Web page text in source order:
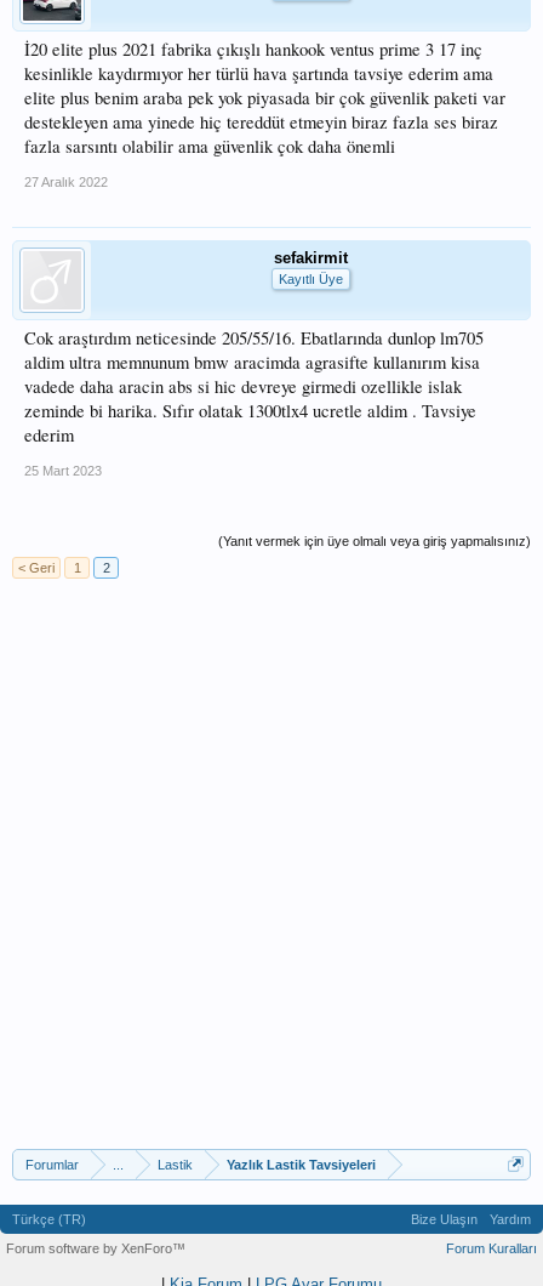
İ20 elite plus 2021 fabrika çıkışlı hankook ventus prime 3 17 inç
kesinlikle kaydırmıyor her türlü hava şartında tavsiye ederim ama
elite plus benim araba pek yok piyasada bir çok güvenlik paketi var
destekleyen ama yinede hiç tereddüt etmeyin biraz fazla ses biraz
fazla sarsıntı olabilir ama güvenlik çok daha önemli
27 Aralık 2022
sefakirmit
Kayıtlı Üye
Cok araştırdım neticesinde 205/55/16. Ebatlarında dunlop lm705
aldim ultra memnunum bmw aracimda agrasifte kullanırım kisa
vadede daha aracin abs si hic devreye girmedi ozellikle islak
zeminde bi harika. Sıfır olatak 1300tlx4 ucretle aldim . Tavsiye
ederim
25 Mart 2023
(Yanıt vermek için üye olmalı veya giriş yapmalısınız)
< Geri
1 2
Forumlar Lastik Yazlık Lastik Tavsiyeleri
Türkçe (TR) Bize Ulaşın
Yardım
Forum Kuralları
Forum software by XenForo™